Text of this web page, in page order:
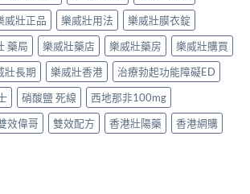
威壯正品 樂威壯用法
樂威壯膜衣錠
藥局 樂威壯藥店 樂威壯藥房
樂威壯購買
壯長期 樂威壯香港
治療勃起功能障礙ED
硝酸鹽 死線
西地那非100mg
效偉哥 雙效配方 香港壯陽藥 香港網購